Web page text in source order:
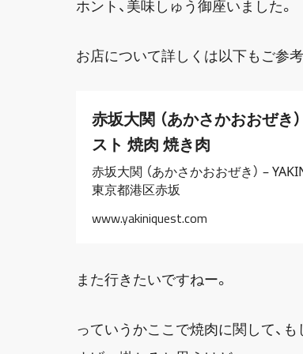
ホント、美味しゅう御座いました。
お店について詳しくは以下もご参考
赤坂大関 （あかさかおおぜき
スト 焼肉 焼き肉
赤坂大関 （あかさかおおぜき） –
東京都港区赤坂
www.yakiniquest.com
また行きたいですねー。
っていうかここで焼肉に関して、